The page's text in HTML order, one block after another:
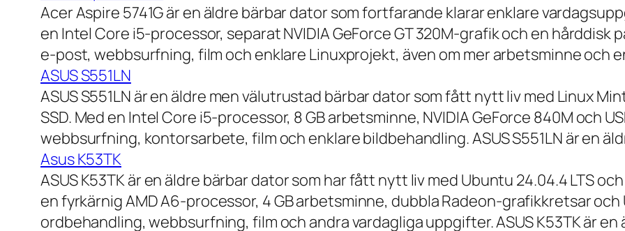
Acer Aspire 5741G är en äldre bärbar dator som fortfarande klarar enklare
en Intel Core i5-processor, separat NVIDIA GeForce GT 320M-grafik och en hårddisk
e-post, webbsurfning, film och enklare Linuxprojekt, även om mer arbetsminne och
ASUS S551LN
ASUS S551LN är en äldre men välutrustad bärbar dator som fått nytt liv med Linux
SSD. Med en Intel Core i5-processor, 8 GB arbetsminne, NVIDIA GeForce 840M och
webbsurfning, kontorsarbete, film och enklare bildbehandling. ASUS S551LN är en
Asus K53TK
ASUS K53TK är en äldre bärbar dator som har fått nytt liv med Ubuntu 24.04.4 LTS
en fyrkärnig AMD A6-processor, 4 GB arbetsminne, dubbla Radeon-grafikkretsar
ordbehandling, webbsurfning, film och andra vardagliga uppgifter. ASUS K53TK är